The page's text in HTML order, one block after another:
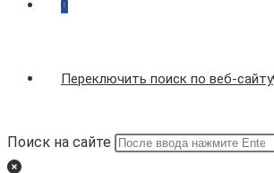
0
Переключить поиск по веб-сайту
Поиск на сайте